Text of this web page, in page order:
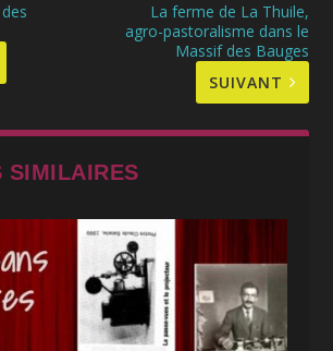
La ferme de La Thuile,
agro-pastoralisme dans le
Massif des Bauges
SUIVANT
SIMILAIRES